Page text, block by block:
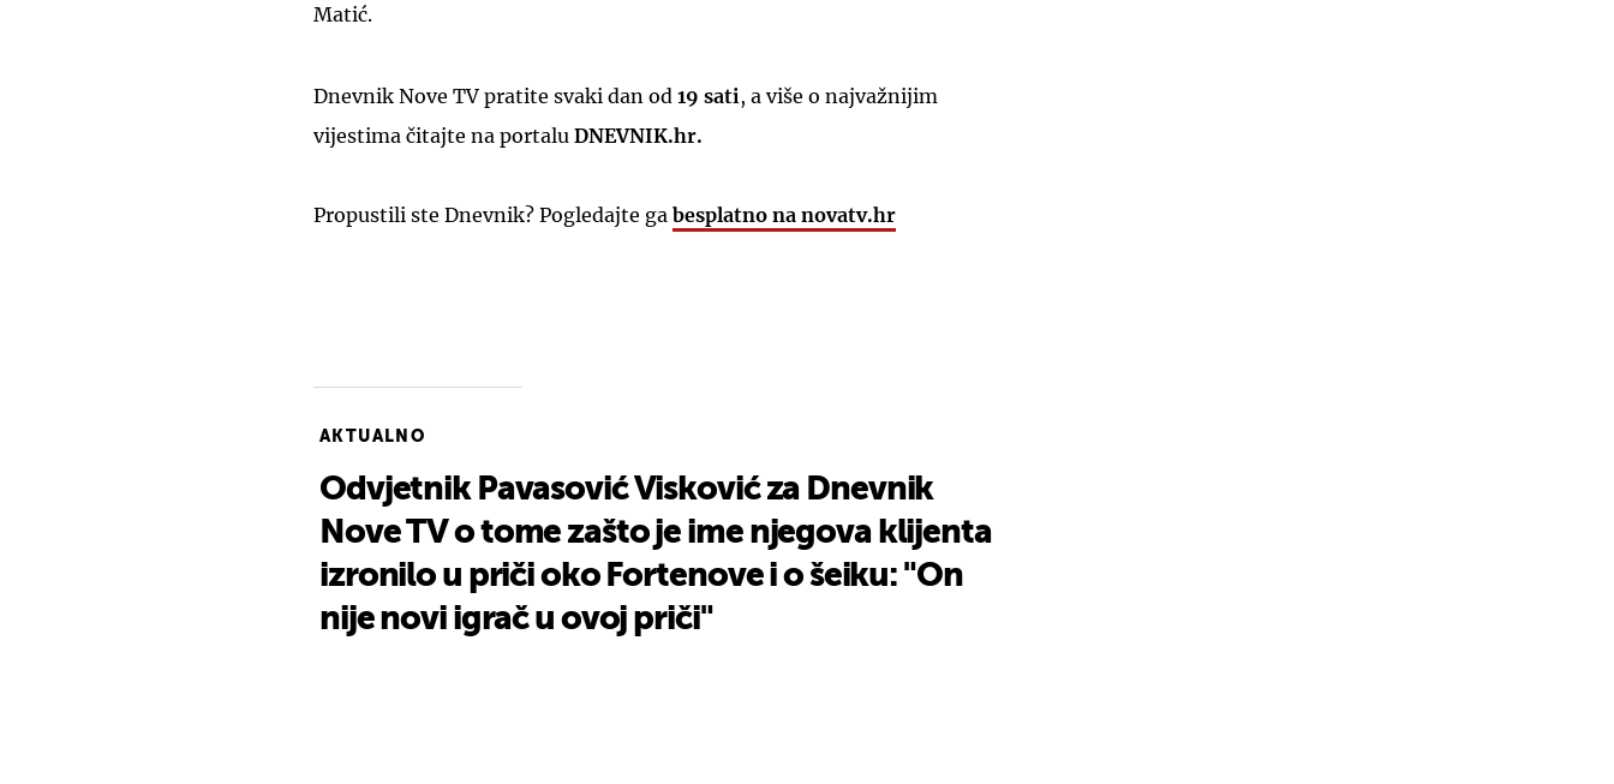
Matić.
Dnevnik Nove TV pratite svaki dan od 19 sati, a više o najvažnijim
vijestima čitajte na portalu DNEVNIK.hr.
Propustili ste Dnevnik? Pogledajte ga besplatno na novatv.hr
AKTUALNO
Odvjetnik Pavasović Visković za Dnevnik
Nove TV o tome zašto je ime njegova klijenta
izronilo u priči oko Fortenove i o šeiku: "On
nije novi igrač u ovoj priči"